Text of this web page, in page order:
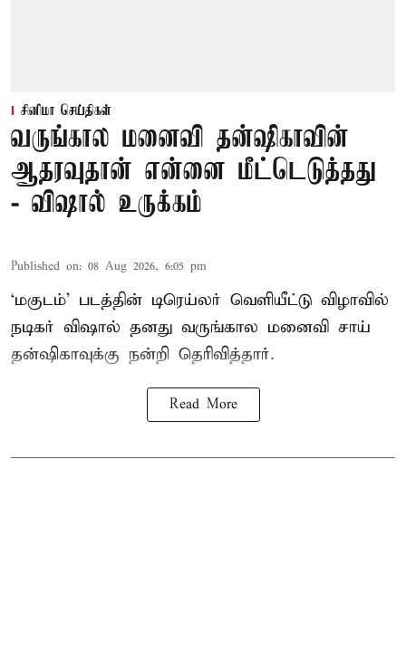
சினிமா செய்திகள்
வருங்கால மனைவி தன்ஷிகாவின்
ஆதரவுதான் என்னை மீட்டெடுத்தது
- விஷால் உருக்கம்
Published on: 08 Aug 2026, 6:05 pm
‘மகுடம்’ படத்தின் டிரெய்லர் வெளியீட்டு விழாவில்
நடிகர் விஷால் தனது வருங்கால மனைவி சாய்
தன்ஷிகாவுக்கு நன்றி தெரிவித்தார்.
Read More